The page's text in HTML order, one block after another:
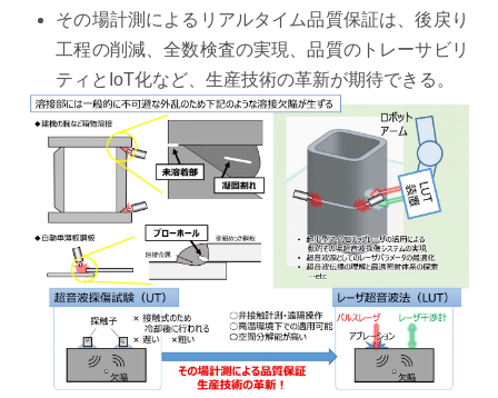
その場計測によるリアルタイム品質保証は、後戻り
工程の削減、全数検査の実現、品質のトレーサビリ
ティとIoT化など、生産技術の革新が期待できる。